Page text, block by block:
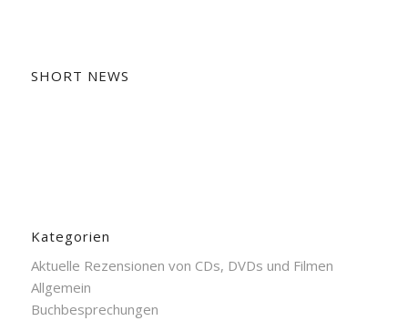
SHORT NEWS
Kategorien
Aktuelle Rezensionen von CDs, DVDs und Filmen
Allgemein
Buchbesprechungen